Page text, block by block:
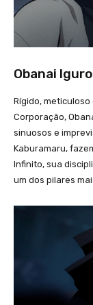
Obanai
Rígido,
Corporação,
sinuosos e
Kaburamaru,
Infinito, sua
um dos pilares